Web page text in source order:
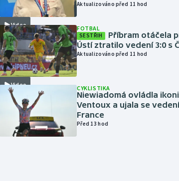
Video
Aktualizováno před 11 hod
Video
FOTBAL
SESTŘIH
Příbram otáčela
Ústí ztratilo vedení 3:0 s
Aktualizováno před 11 hod
CYKLISTIKA
Niewiadomá ovládla
Ventoux a ujala se
France
Před 13 hod